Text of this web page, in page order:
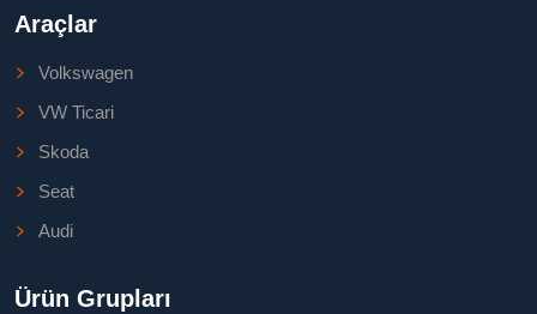
Araçlar
Volkswagen
VW Ticari
Skoda
Seat
Audi
Ürün Grupları